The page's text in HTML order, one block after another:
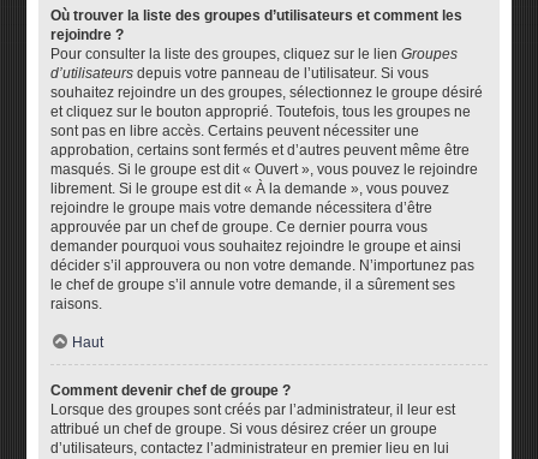
Où trouver la liste des groupes d’utilisateurs et comment les
rejoindre ?
Pour consulter la liste des groupes, cliquez sur le lienGroupes
d’utilisateurs depuis votre panneau de l’utilisateur. Si vous
souhaitez rejoindre un des groupes, sélectionnez le groupe désiré
et cliquez sur le bouton approprié. Toutefois, tous les groupes ne
sont pas en libre accès. Certains peuvent nécessiter une
approbation, certains sont fermés et d’autres peuvent même être
masqués. Si le groupe est dit « Ouvert », vous pouvez le rejoindre
librement. Si le groupe est dit « À la demande », vous pouvez
rejoindre le groupe mais votre demande nécessitera d’être
approuvée par un chef de groupe. Ce dernier pourra vous
demander pourquoi vous souhaitez rejoindre le groupe et ainsi
décider s’il approuvera ou non votre demande. N’importunez pas
le chef de groupe s’il annule votre demande, il a sûrement ses
raisons.
Haut
Comment devenir chef de groupe ?
Lorsque des groupes sont créés par l’administrateur, il leur est
attribué un chef de groupe. Si vous désirez créer un groupe
d’utilisateurs, contactez l’administrateur en premier lieu en lui